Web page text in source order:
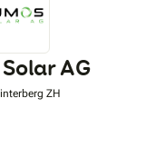
sich asiatische sowie
wir Ihre Wünsche auf
AG
ZH